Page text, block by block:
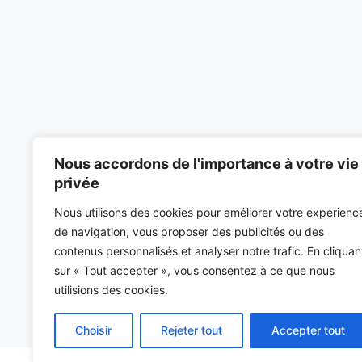
Nous accordons de l'importance à votre vie
privée
Nous utilisons des cookies pour améliorer votre
de navigation, vous proposer des publicités ou des
contenus personnalisés et analyser notre trafic. En
sur « Tout accepter », vous consentez à ce que nous
utilisions des cookies.
Choisir Rejeter tout Accepter tout